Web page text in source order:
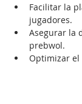
Facilitar la
jugadores.
Asegurar la
prebwol.
Optimizar el